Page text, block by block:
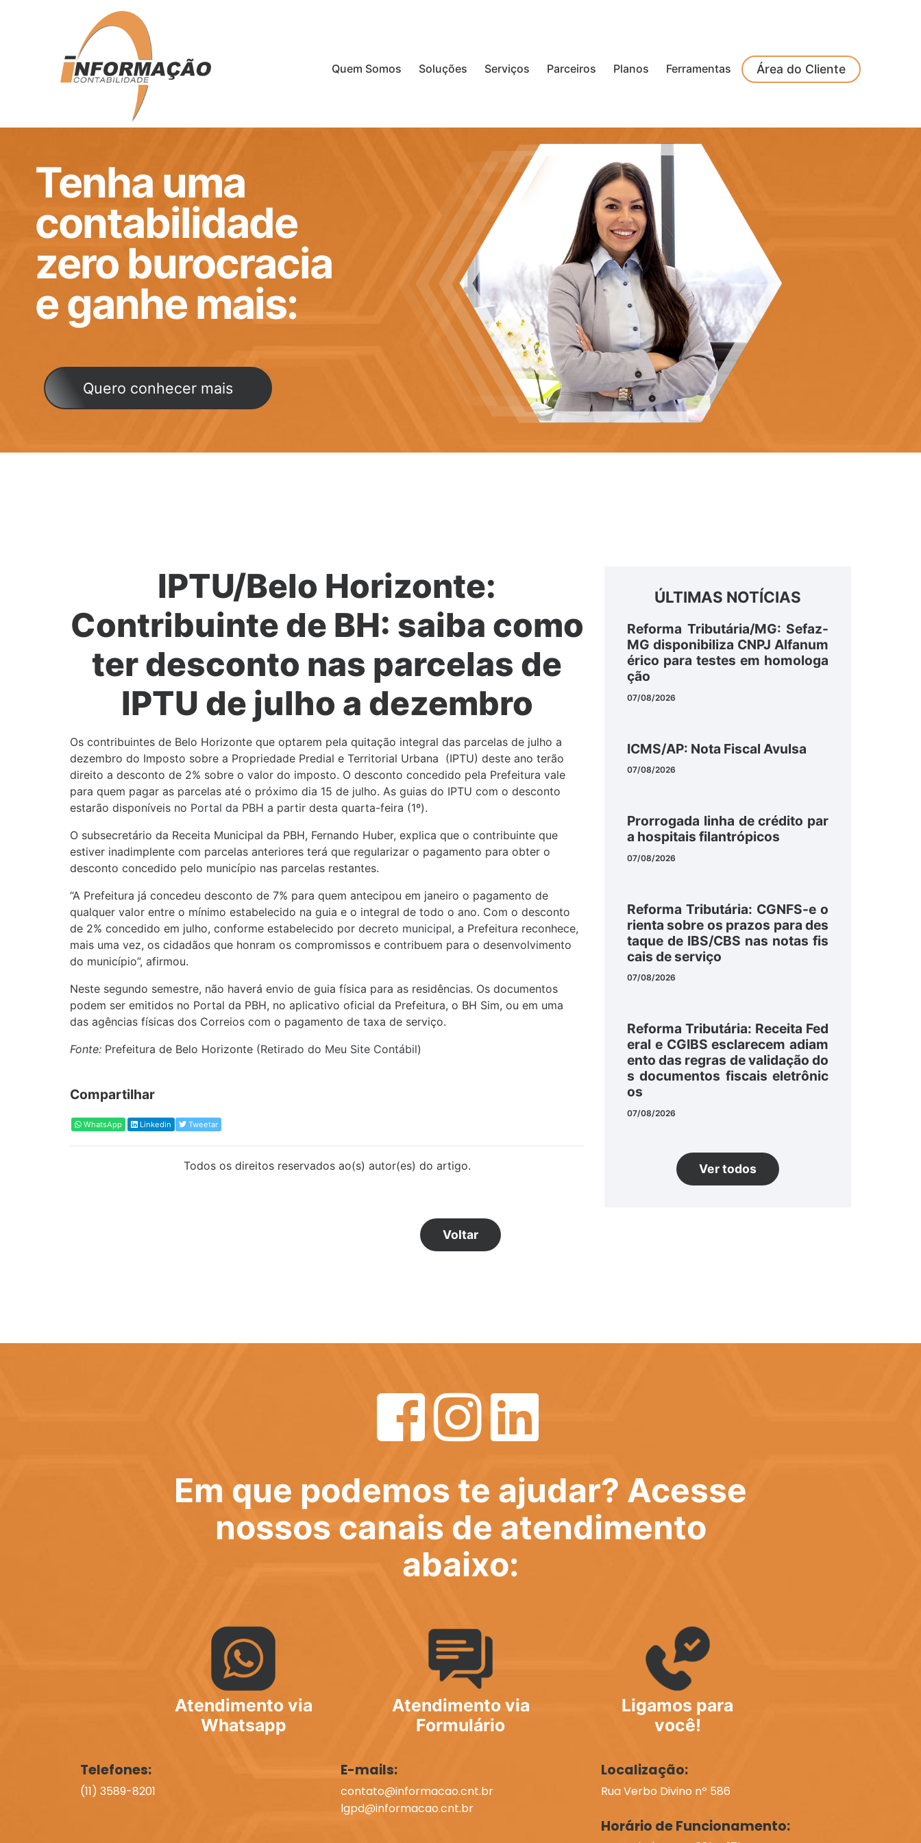
Quem Somos Soluções Serviços Parceiros Planos Ferramentas Área do Cliente
Tenha uma
contabilidade
zero burocracia
e ganhe mais:
Quero conhecer mais
IPTU/Belo Horizonte:
Contribuinte de BH: saiba como
ter desconto nas parcelas de
IPTU de julho a dezembro
Os contribuintes de Belo Horizonte que optarem pela quitação integral das parcelas de julho a
dezembro do Imposto sobre a Propriedade Predial e Territorial Urbana (IPTU) deste ano terão
direito a desconto de 2% sobre o valor do imposto. O desconto concedido pela Prefeitura vale
para quem pagar as parcelas até o próximo dia 15 de julho. As guias do IPTU com o desconto
estarão disponíveis no Portal da PBH a partir desta quarta-feira (1º).
O subsecretário da Receita Municipal da PBH, Fernando Huber, explica que o contribuinte que
estiver inadimplente com parcelas anteriores terá que regularizar o pagamento para obter o
desconto concedido pelo município nas parcelas restantes.
“A Prefeitura já concedeu desconto de 7% para quem antecipou em janeiro o pagamento de
qualquer valor entre o mínimo estabelecido na guia e o integral de todo o ano. Com o desconto
de 2% concedido em julho, conforme estabelecido por decreto municipal, a Prefeitura reconhece,
mais uma vez, os cidadãos que honram os compromissos e contribuem para o desenvolvimento
do município”, afirmou.
Neste segundo semestre, não haverá envio de guia física para as residências. Os documentos
podem ser emitidos no Portal da PBH, no aplicativo oficial da Prefeitura, o BH Sim, ou em uma
das agências físicas dos Correios com o pagamento de taxa de serviço.
Fonte: Prefeitura de Belo Horizonte (Retirado do Meu Site Contábil)
Compartilhar
WhatsApp Linkedin Tweetar
Todos os direitos reservados ao(s) autor(es) do artigo.
ÚLTIMAS NOTÍCIAS
Reforma Tributária/MG: Sefaz-
MG disponibiliza CNPJ Alfanum
érico para testes em homologa
ção
07/08/2026
ICMS/AP: Nota Fiscal Avulsa
07/08/2026
Prorrogada linha de crédito par
a hospitais filantrópicos
07/08/2026
Reforma Tributária: CGNFS-e o
rienta sobre os prazos para des
taque de IBS/CBS nas notas fis
cais de serviço
07/08/2026
Reforma Tributária: Receita Fed
eral e CGIBS esclarecem adiam
ento das regras de validação do
s documentos fiscais eletrônic
os
07/08/2026
Ver todos
Voltar
Em que podemos te ajudar? Acesse
nossos canais de atendimento
abaixo:
Atendimento via
Whatsapp
Atendimento via
Formulário
Ligamos para
você!
Telefones:
(11) 3589-8201
E-mails:
contato@informacao.cnt.br
lgpd@informacao.cnt.br
Localização:
Rua Verbo Divino nº 586
Horário de Funcionamento: